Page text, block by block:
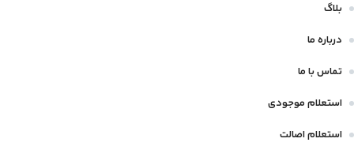
بلاگ
درباره ما
تماس با ما
استعلام موجودی
استعلام اصالت